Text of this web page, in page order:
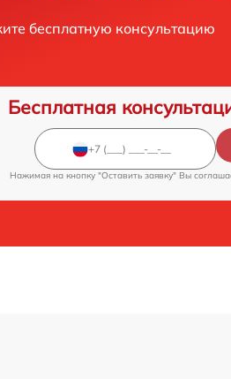
бесплатную консультацию
Бесплатная
Нажимая на кнопку "Оставить заявку" Вы